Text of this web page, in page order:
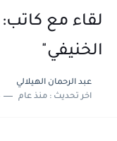
لقاء مع كاتب:
الخنيفي"
عبد الرحمان الهيلالي
اخر تحديث :منذ عام